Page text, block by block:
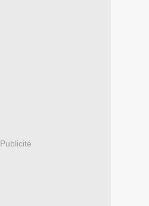
Publicité